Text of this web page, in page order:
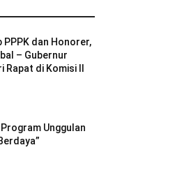
PPPK dan Honorer,
– Gubernur
Rapat di Komisi II
Program Unggulan